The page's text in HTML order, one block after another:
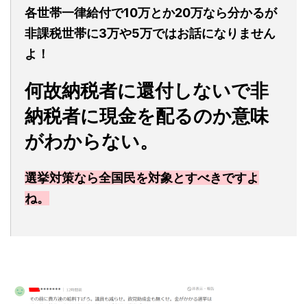
各世帯一律給付で10万とか20万なら分かるが
非課税世帯に3万や5万ではお話になりません
よ！
何故納税者に還付しないで非
納税者に現金を配るのか意味
がわからない。
選挙対策なら全国民を対象とすべきですよ
ね。